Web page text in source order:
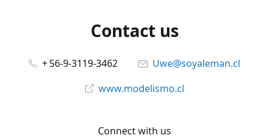
Contact us
+ 56-9-3119-3462
Uwe@soyaleman.cl
www.modelismo.cl
Connect with us